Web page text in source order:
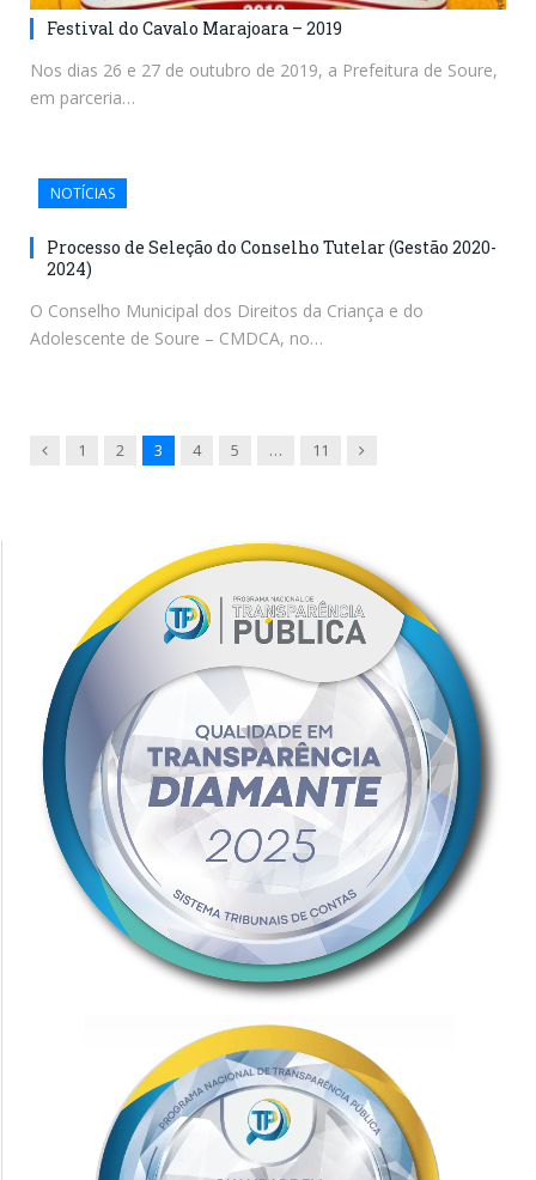
Festival do Cavalo Marajoara – 2019
Nos dias 26 e 27 de outubro de 2019, a Prefeitura de Soure,
em parceria…
NOTÍCIAS
Processo de Seleção do Conselho Tutelar (Gestão 2020-
2024)
O Conselho Municipal dos Direitos da Criança e do
Adolescente de Soure – CMDCA, no…
Previous
1 2 3 4 5 … 11 Next